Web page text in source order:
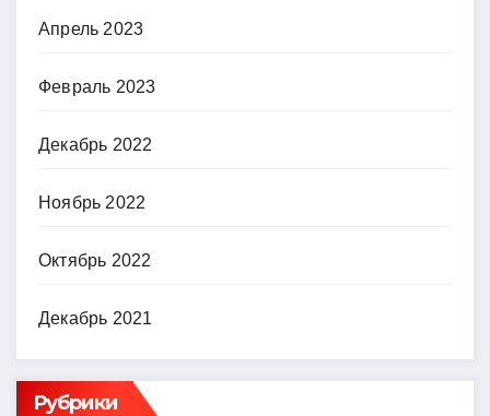
Апрель 2023
Февраль 2023
Декабрь 2022
Ноябрь 2022
Октябрь 2022
Декабрь 2021
Рубрики